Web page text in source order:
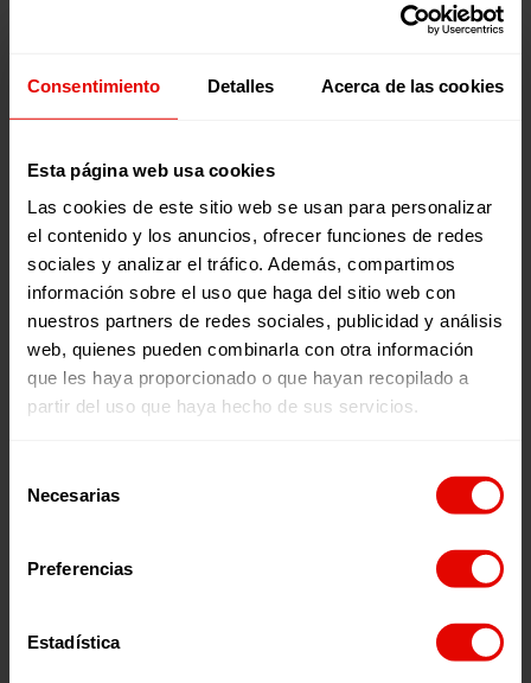
Consentimiento Detalles Acerca de las cookies
Esta página web usa cookies
Las cookies de este sitio web se usan para personalizar
el contenido y los anuncios, ofrecer funciones de redes
sociales y analizar el tráfico. Además, compartimos
información sobre el uso que haga del sitio web con
nuestros partners de redes sociales, publicidad y análisis
web, quienes pueden combinarla con otra información
que les haya proporcionado o que hayan recopilado a
partir del uso que haya hecho de sus servicios.
Necesarias
Preferencias
Estadística
CUENTAS ANUALES 2019
CUENTAS ANUALES 2018
CUENTAS ANUALES 2017